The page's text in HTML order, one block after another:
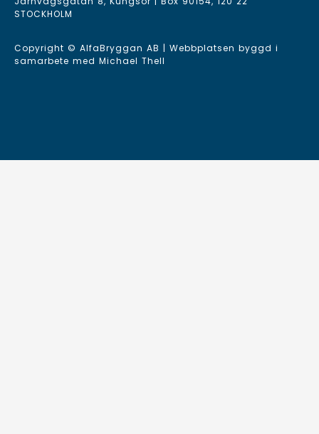
STOCKHOLM
Copyright © AlfaBryggan AB | Webbplatsen byggd i
samarbete med Michael Thell